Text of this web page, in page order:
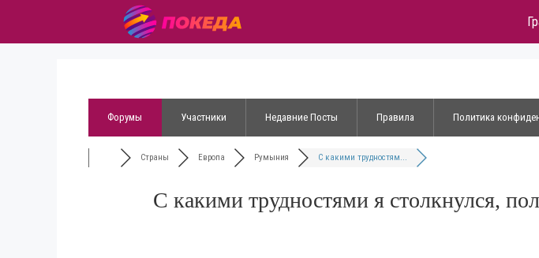
Форумы Участники Недавние Посты Правила Политика
Страны Европа Румыния С какими трудностям...
С какими трудностями я столкнулся,